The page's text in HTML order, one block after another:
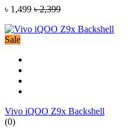
৳ 1,499 ৳ 2,399
Sale
Vivo iQOO Z9x Backshell
(0)